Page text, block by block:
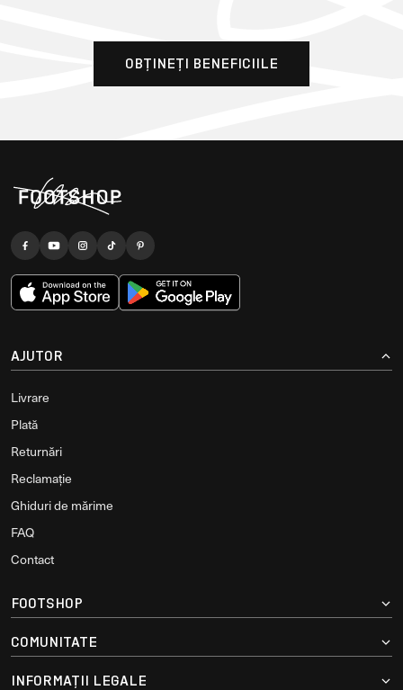
OBȚINEȚI BENEFICIILE
AJUTOR
Livrare
Plată
Returnări
Reclamație
Ghiduri de mărime
FAQ
Contact
FOOTSHOP
COMUNITATE
INFORMAȚII LEGALE